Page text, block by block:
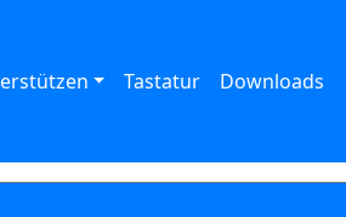
Tastatur Downloads